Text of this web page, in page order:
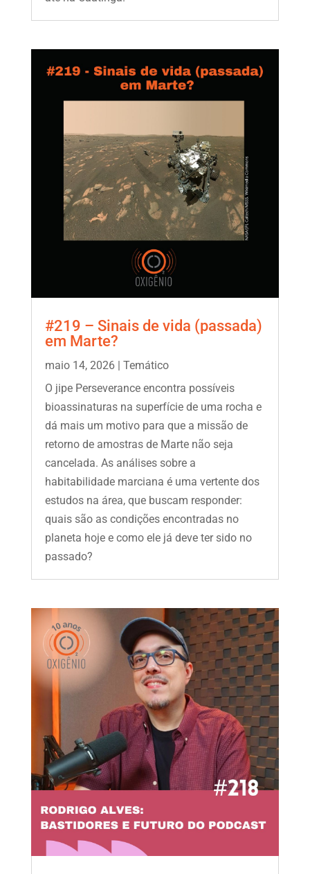
#219 – Sinais de vida (passada)
em Marte?
maio 14, 2026| Temático
O jipe Perseverance encontra possíveis
bioassinaturas na superfície de uma rocha e
dá mais um motivo para que a missão de
retorno de amostras de Marte não seja
cancelada. As análises sobre a
habitabilidade marciana é uma vertente dos
estudos na área, que buscam responder:
quais são as condições encontradas no
planeta hoje e como ele já deve ter sido no
passado?